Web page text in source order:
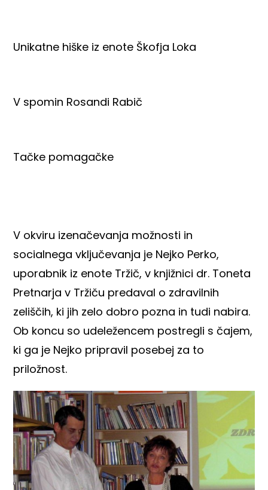
Unikatne hiške iz enote Škofja Loka
V spomin Rosandi Rabič
Tačke pomagačke
V okviru izenačevanja možnosti in
socialnega vključevanja je Nejko Perko,
uporabnik iz enote Tržič, v knjižnici dr. Toneta
Pretnarja v Tržiču predaval o zdravilnih
zeliščih, ki jih zelo dobro pozna in tudi nabira.
Ob koncu so udeležencem postregli s čajem,
ki ga je Nejko pripravil posebej za to
priložnost.